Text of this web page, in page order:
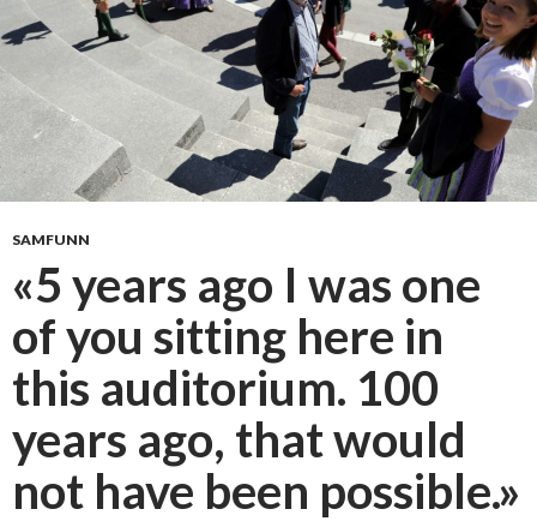
SAMFUNN
«5 years ago I was one
of you sitting here in
this auditorium. 100
years ago, that would
not have been possible.»